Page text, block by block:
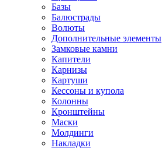
Базы
Балюстрады
Волюты
Дополнительные элементы
Замковые камни
Капители
Карнизы
Картуши
Кессоны и купола
Колонны
Кронштейны
Маски
Молдинги
Накладки